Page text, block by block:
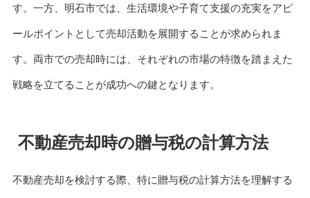
す。一方、明石市では、生活環境や子育て支援の充実をアピ
ールポイントとして売却活動を展開することが求められま
す。両市での売却時には、それぞれの市場の特徴を踏まえた
戦略を立てることが成功への鍵となります。
不動産売却時の贈与税の計算方法
不動産売却を検討する際、特に贈与税の計算方法を理解する